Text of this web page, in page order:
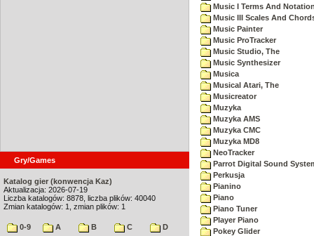
Gry/Games
Katalog gier (konwencja Kaz)
Aktualizacja: 2026-07-19
Liczba katalogów: 8878, liczba plików: 40040
Zmian katalogów: 1, zmian plików: 1
0-9 A B C
D
Music I Terms And
Music III Scales And
Music Painter
Music ProTracker
Music Studio, The
Music Synthesizer
Musica
Musical Atari, The
Musicreator
Muzyka
Muzyka AMS
Muzyka CMC
Muzyka MD8
NeoTracker
Parrot Digital Sound
Perkusja
Pianino
Piano
Piano Tuner
Player Piano
Pokey Glider